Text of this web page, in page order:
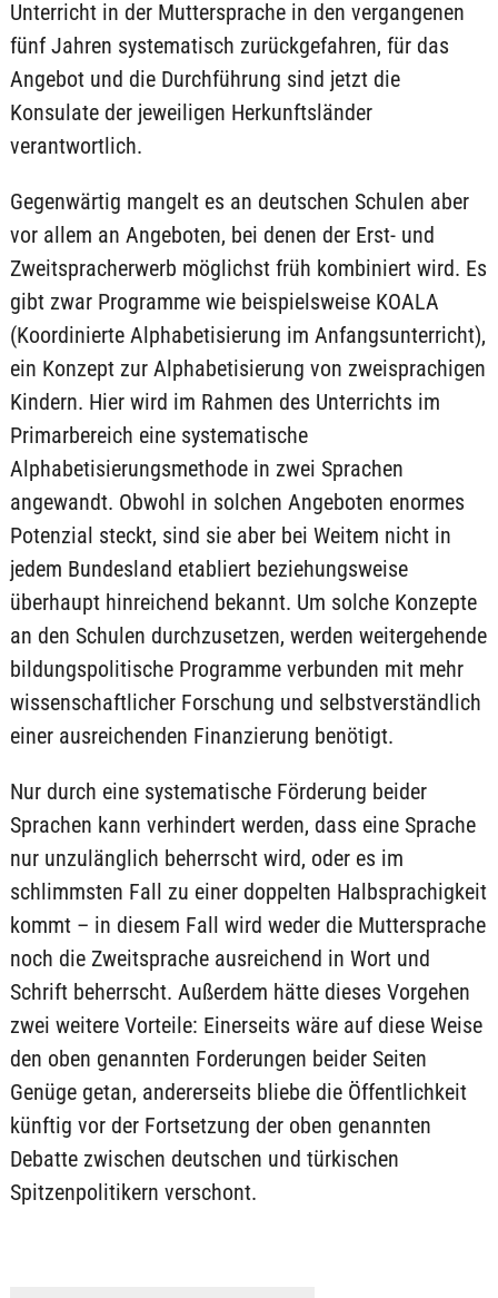
Unterricht in der Muttersprache in den vergangenen
fünf Jahren systematisch zurückgefahren, für das
Angebot und die Durchführung sind jetzt die
Konsulate der jeweiligen Herkunftsländer
verantwortlich.
Gegenwärtig mangelt es an deutschen Schulen aber
vor allem an Angeboten, bei denen der Erst- und
Zweitspracherwerb möglichst früh kombiniert wird. Es
gibt zwar Programme wie beispielsweise KOALA
(Koordinierte Alphabetisierung im Anfangsunterricht),
ein Konzept zur Alphabetisierung von zweisprachigen
Kindern. Hier wird im Rahmen des Unterrichts im
Primarbereich eine systematische
Alphabetisierungsmethode in zwei Sprachen
angewandt. Obwohl in solchen Angeboten enormes
Potenzial steckt, sind sie aber bei Weitem nicht in
jedem Bundesland etabliert beziehungsweise
überhaupt hinreichend bekannt. Um solche Konzepte
an den Schulen durchzusetzen, werden weitergehende
bildungspolitische Programme verbunden mit mehr
wissenschaftlicher Forschung und selbstverständlich
einer ausreichenden Finanzierung benötigt.
Nur durch eine systematische Förderung beider
Sprachen kann verhindert werden, dass eine Sprache
nur unzulänglich beherrscht wird, oder es im
schlimmsten Fall zu einer doppelten Halbsprachigkeit
kommt – in diesem Fall wird weder die Muttersprache
noch die Zweitsprache ausreichend in Wort und
Schrift beherrscht. Außerdem hätte dieses Vorgehen
zwei weitere Vorteile: Einerseits wäre auf diese Weise
den oben genannten Forderungen beider Seiten
Genüge getan, andererseits bliebe die Öffentlichkeit
künftig vor der Fortsetzung der oben genannten
Debatte zwischen deutschen und türkischen
Spitzenpolitikern verschont.